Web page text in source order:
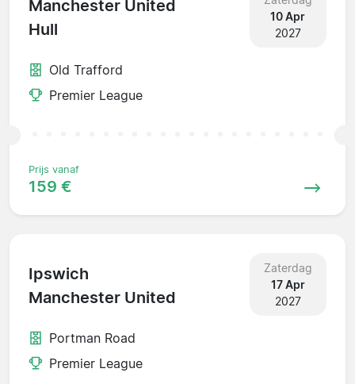
Manchester United
Hull
10 Apr
2027
Old Trafford
Premier League
Prijs vanaf
159 €
Ipswich
Manchester United
Zaterdag
17 Apr
2027
Portman Road
Premier League